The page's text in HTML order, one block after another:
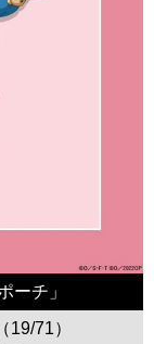
ーチ」
71）